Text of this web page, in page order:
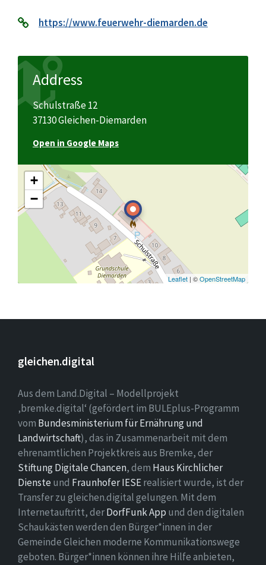
https://www.feuerwehr-diemarden.de
Address
Schulstraße 12
37130 Gleichen-Diemarden
Open in Google Maps
+
−
Leaflet | ©OpenStreetMap
gleichen.digital
Aus dem Land.Digital – Modellprojekt
‚bremke.digital‘ (gefördert im BULEplus-Programm
vom Bundesministerium für Ernährung und
Landwirtschaft), das in Zusammenarbeit mit dem
ehrenamtlichen Projektkreis aus Bremke, der
Stiftung Digitale Chancen, dem Haus Kirchlicher
Dienste und Fraunhofer IESErealisiert wurde, ist der
Transfer zu gleichen.digital gelungen. Mit dem
Internetauftritt, derDorfFunk App und den digitalen
Schaukästen werden den Bürger*innen in der
Gemeinde Gleichen moderne Kommunikationswege
geboten. Bürger*innen können ihre Hilfe anbieten,